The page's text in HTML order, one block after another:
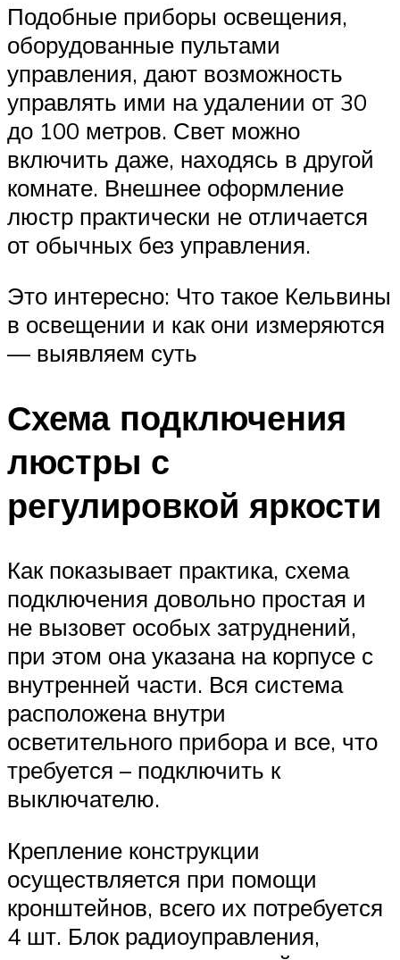
Подобные приборы освещения,
оборудованные пультами
управления, дают возможность
управлять ими на удалении от 30
до 100 метров. Свет можно
включить даже, находясь в другой
комнате. Внешнее оформление
люстр практически не отличается
от обычных без управления.
Это интересно: Что такое Кельвины
в освещении и как они измеряются
— выявляем суть
Схема подключения
люстры с
регулировкой яркости
Как показывает практика, схема
подключения довольно простая и
не вызовет особых затруднений,
при этом она указана на корпусе с
внутренней части. Вся система
расположена внутри
осветительного прибора и все, что
требуется – подключить к
выключателю.
Крепление конструкции
осуществляется при помощи
кронштейнов, всего их потребуется
4 шт. Блок радиоуправления,